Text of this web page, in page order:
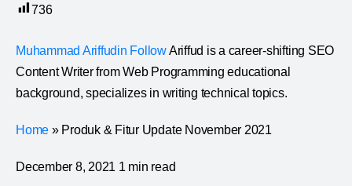
736
Muhammad Ariffudin FollowAriffud is a career-shifting SEO
Content Writer from Web Programming educational
background, specializes in writing technical topics.
Home » Produk & Fitur Update November 2021
December 8, 2021 1 min read